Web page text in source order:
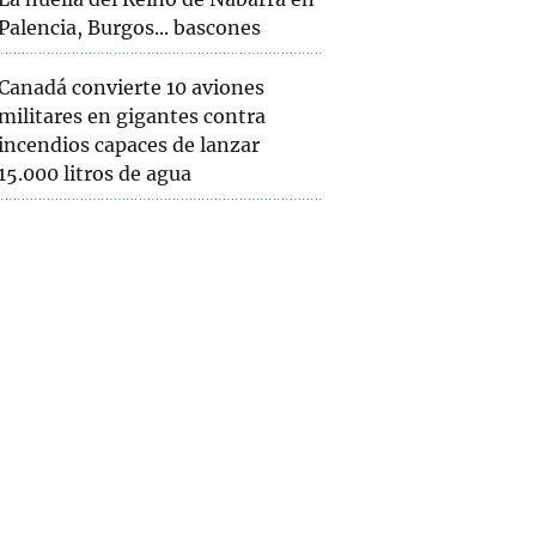
Burgos... bascones
convierte 10 aviones
en gigantes contra
capaces de lanzar
litros de agua